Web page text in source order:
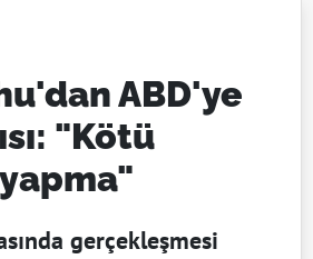
ABD'ye
"Kötü
gerçekleşmesi